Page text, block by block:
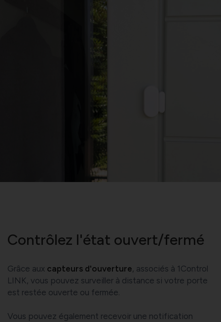
Contrôlez l'état ouvert/fermé
Grâce aux capteurs d'ouverture, associés à 1Control
LINK, vous pouvez surveiller à distance si votre porte
est restée ouverte ou fermée.
Vous pouvez également recevoir une notification